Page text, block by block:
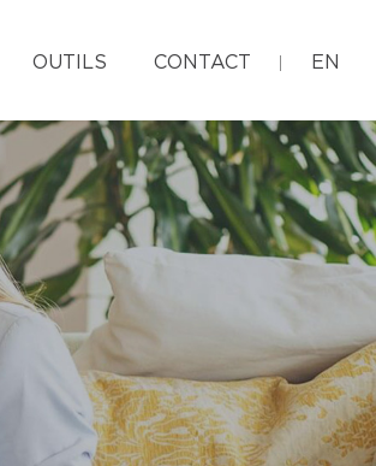
OUTILS CONTACT EN